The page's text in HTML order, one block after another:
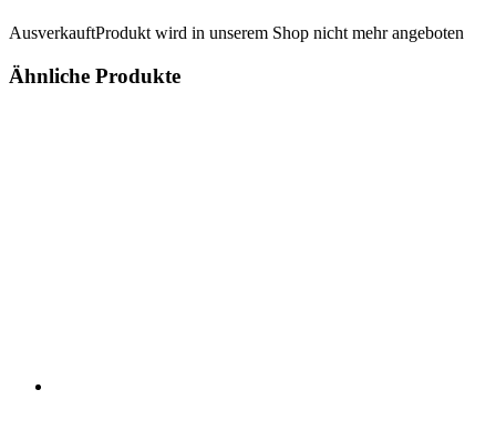
AusverkauftProdukt wird in unserem Shop nicht mehr angeboten
Ähnliche Produkte